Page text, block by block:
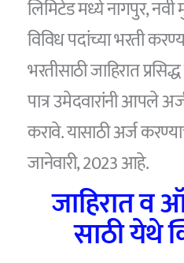
लिमिटेड मध्ये नागपुर,
विविध पदांच्या भरती
भरतीसाठी जाहिरात
पात्र उमेदवारांनी आपले
करावे. यासाठी अर्ज
जानेवारी, 2023 आहे.
जाहिरात व
साठी येथे